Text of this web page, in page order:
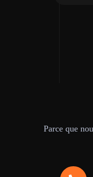
Parce que